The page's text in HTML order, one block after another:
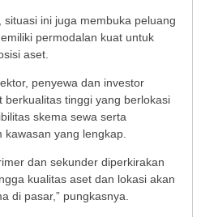
ini juga membuka peluang
permodalan kuat untuk
aset.
penyewa dan investor
tinggi yang berlokasi
skema sewa serta
yang lengkap.
dan sekunder diperkirakan
kualitas aset dan lokasi akan
di pasar,” pungkasnya.